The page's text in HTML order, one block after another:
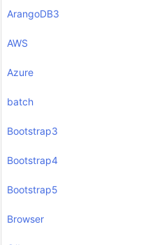
ArangoDB3
AWS
Azure
batch
Bootstrap3
Bootstrap4
Bootstrap5
Browser